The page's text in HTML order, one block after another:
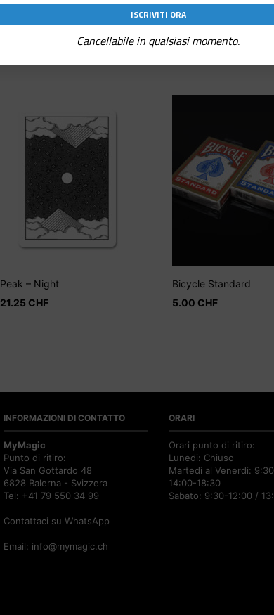
Game of Thronese tutti i personaggi e gli elementi
Peak – Night
21.25 CHF
Bicycle Standard
5.00 CHF
INFORMAZIONI DI CONTATTO
MyMagic
Punto di ritiro:
Via San Gottardo 48
6828 Balerna - Svizzera
Tel: +41 79 550 34 99
Contattaci su WhatsApp
Email: info@mymagic.ch
ORARI
Orari punto di ritiro:
Lunedi: Chiuso
Martedi al Venerdi:
14:00-18:30
Sabato: 9:30-12:00 /
Cancellabile in qualsiasi momento.